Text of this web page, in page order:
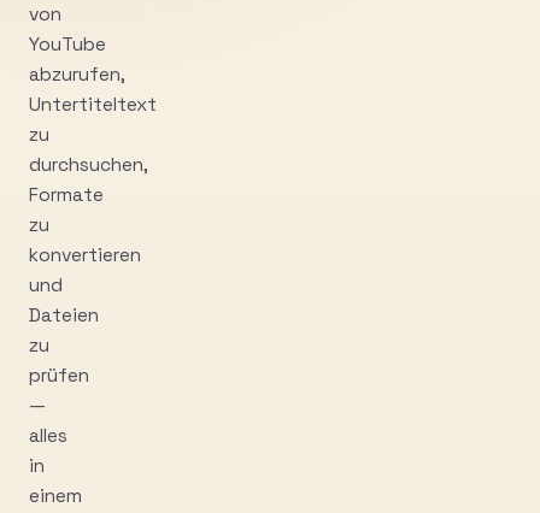
von
YouTube
abzurufen,
Untertiteltext
zu
durchsuchen,
Formate
zu
konvertieren
und
Dateien
zu
prüfen
—
alles
in
einem